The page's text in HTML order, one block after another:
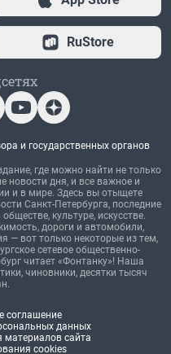
RuStore
и государственных органов
где можно найти не только
новости дня, и все важное и
и в мире. Здесь вы отыщете
Санкт-Петербурга, последние
культуре, искусстве.
дороги и автомобили,
— вот только некоторые из тем,
сетевое общественно-
читает «Фонтанку»! Наша
чиновники, десятки тысяч
соглашение
данных
материалов сайта
cookies